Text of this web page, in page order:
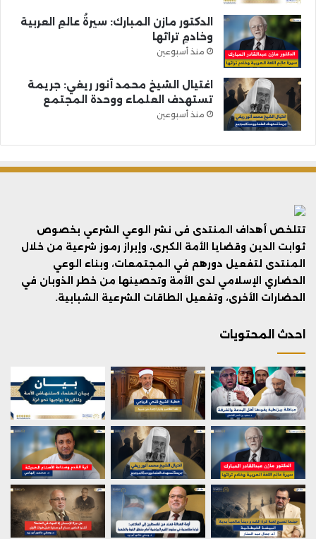
الدكتور مازن المبارك: سيرةُ عالمِ العربية
وخادمِ تراثها
منذ أسبوعين
اغتيال الشيخ محمد أنور ريغي: جريمة
تستهدف العلماء ووحدة المجتمع
منذ أسبوعين
تتلخص أهداف المنتدى فى نشر الوعي الشرعي بخصوص
ثوابت الدين وقضايا الأمة الكبرى، وإبراز رموز شرعية من خلال
المنتدى لتفعيل دورهم في المجتمعات، وبناء الوعي
الحضاري الإسلامي لدى الأمة وتحصينها من خطر الذوبان في
الحضارات الأخرى، وتفعيل الطاقات الشرعية الشبابية.
احدث المحتويات